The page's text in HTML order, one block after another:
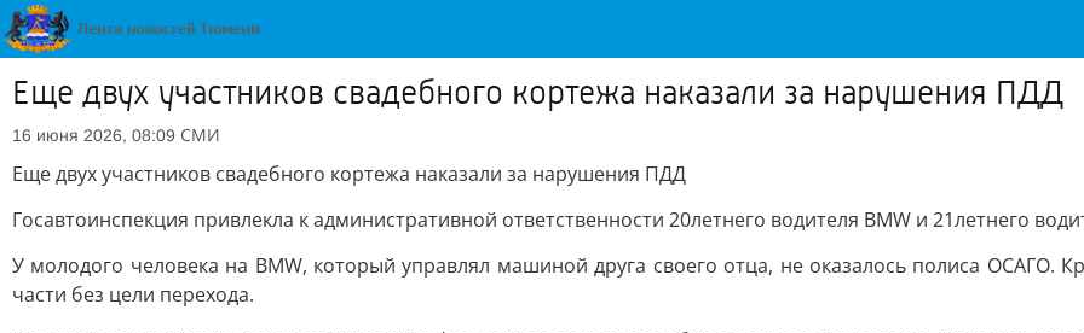
Еще двух участников свадебного кортежа наказали за нарушения ПДД
16 июня 2026, 08:09 СМИ
Еще двух участников свадебного кортежа наказали за нарушения ПДД
Госавтоинспекция привлекла к административной ответственности 20летнего водителя BMW и 21летнего
У молодого человека на BMW, который управлял машиной друга своего отца, не оказалось полиса ОСАГО.
части без цели перехода.